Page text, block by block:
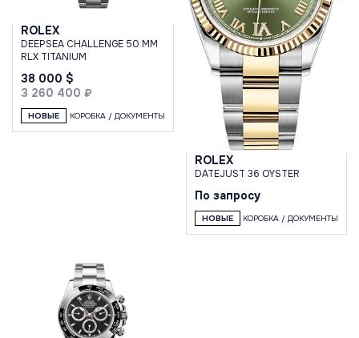
ROLEX
DEEPSEA CHALLENGE 50 MM
RLX TITANIUM
38 000 $
3 260 400 ₽
НОВЫЕ КОРОБКА / ДОКУМЕНТЫ
ROLEX
DATEJUST 36 OYSTER
По запросу
НОВЫЕ КОРОБКА / ДОКУМЕНТЫ